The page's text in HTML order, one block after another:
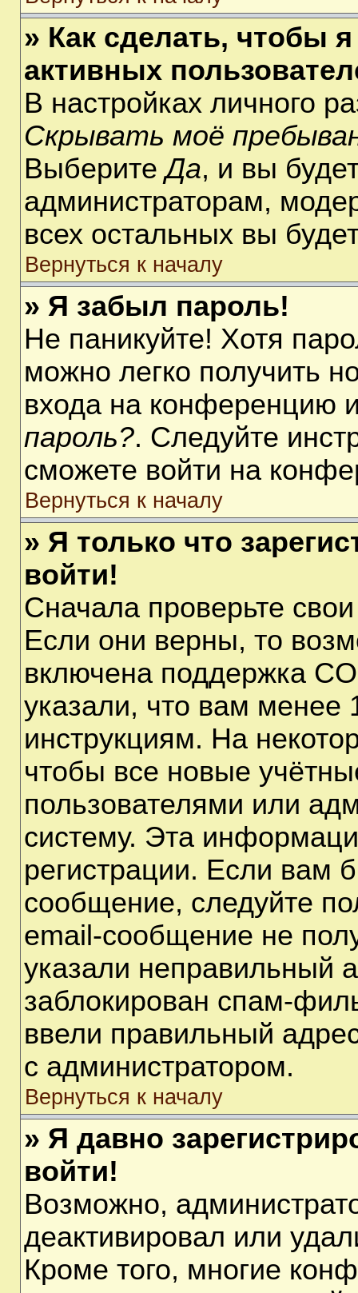
» Как сделать, чтобы
активных
В настройках личного
Скрывать моё
ВыберитеДа, и вы
администраторам,
всех остальных вы
Вернуться к началу
» Я забыл пароль!
Не паникуйте! Хотя
можно легко получить
входа на конференцию
пароль?. Следуйте
сможете войти на
Вернуться к началу
» Я только что
войти!
Сначала проверьте
Если они верны, то
включена поддержка
указали, что вам менее
инструкциям. На
чтобы все новые
пользователями или
систему. Эта
регистрации. Если вам
сообщение, следуйте
email-сообщение не
указали неправильный
заблокирован спам-
ввели правильный
с администратором.
Вернуться к началу
» Я давно
войти!
Возможно,
деактивировал или
Кроме того, многие